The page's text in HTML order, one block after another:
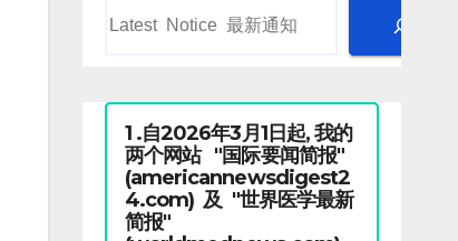
1 .自2026年3月1日起, 我的
两个网站 "国际要闻简报"
(americannewsdigest2
4.com) 及 "世界医学最新
简报"